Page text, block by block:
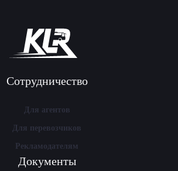
Сотрудничество
Для агентов
Для перевозчиков
Рекламодателям
Документы